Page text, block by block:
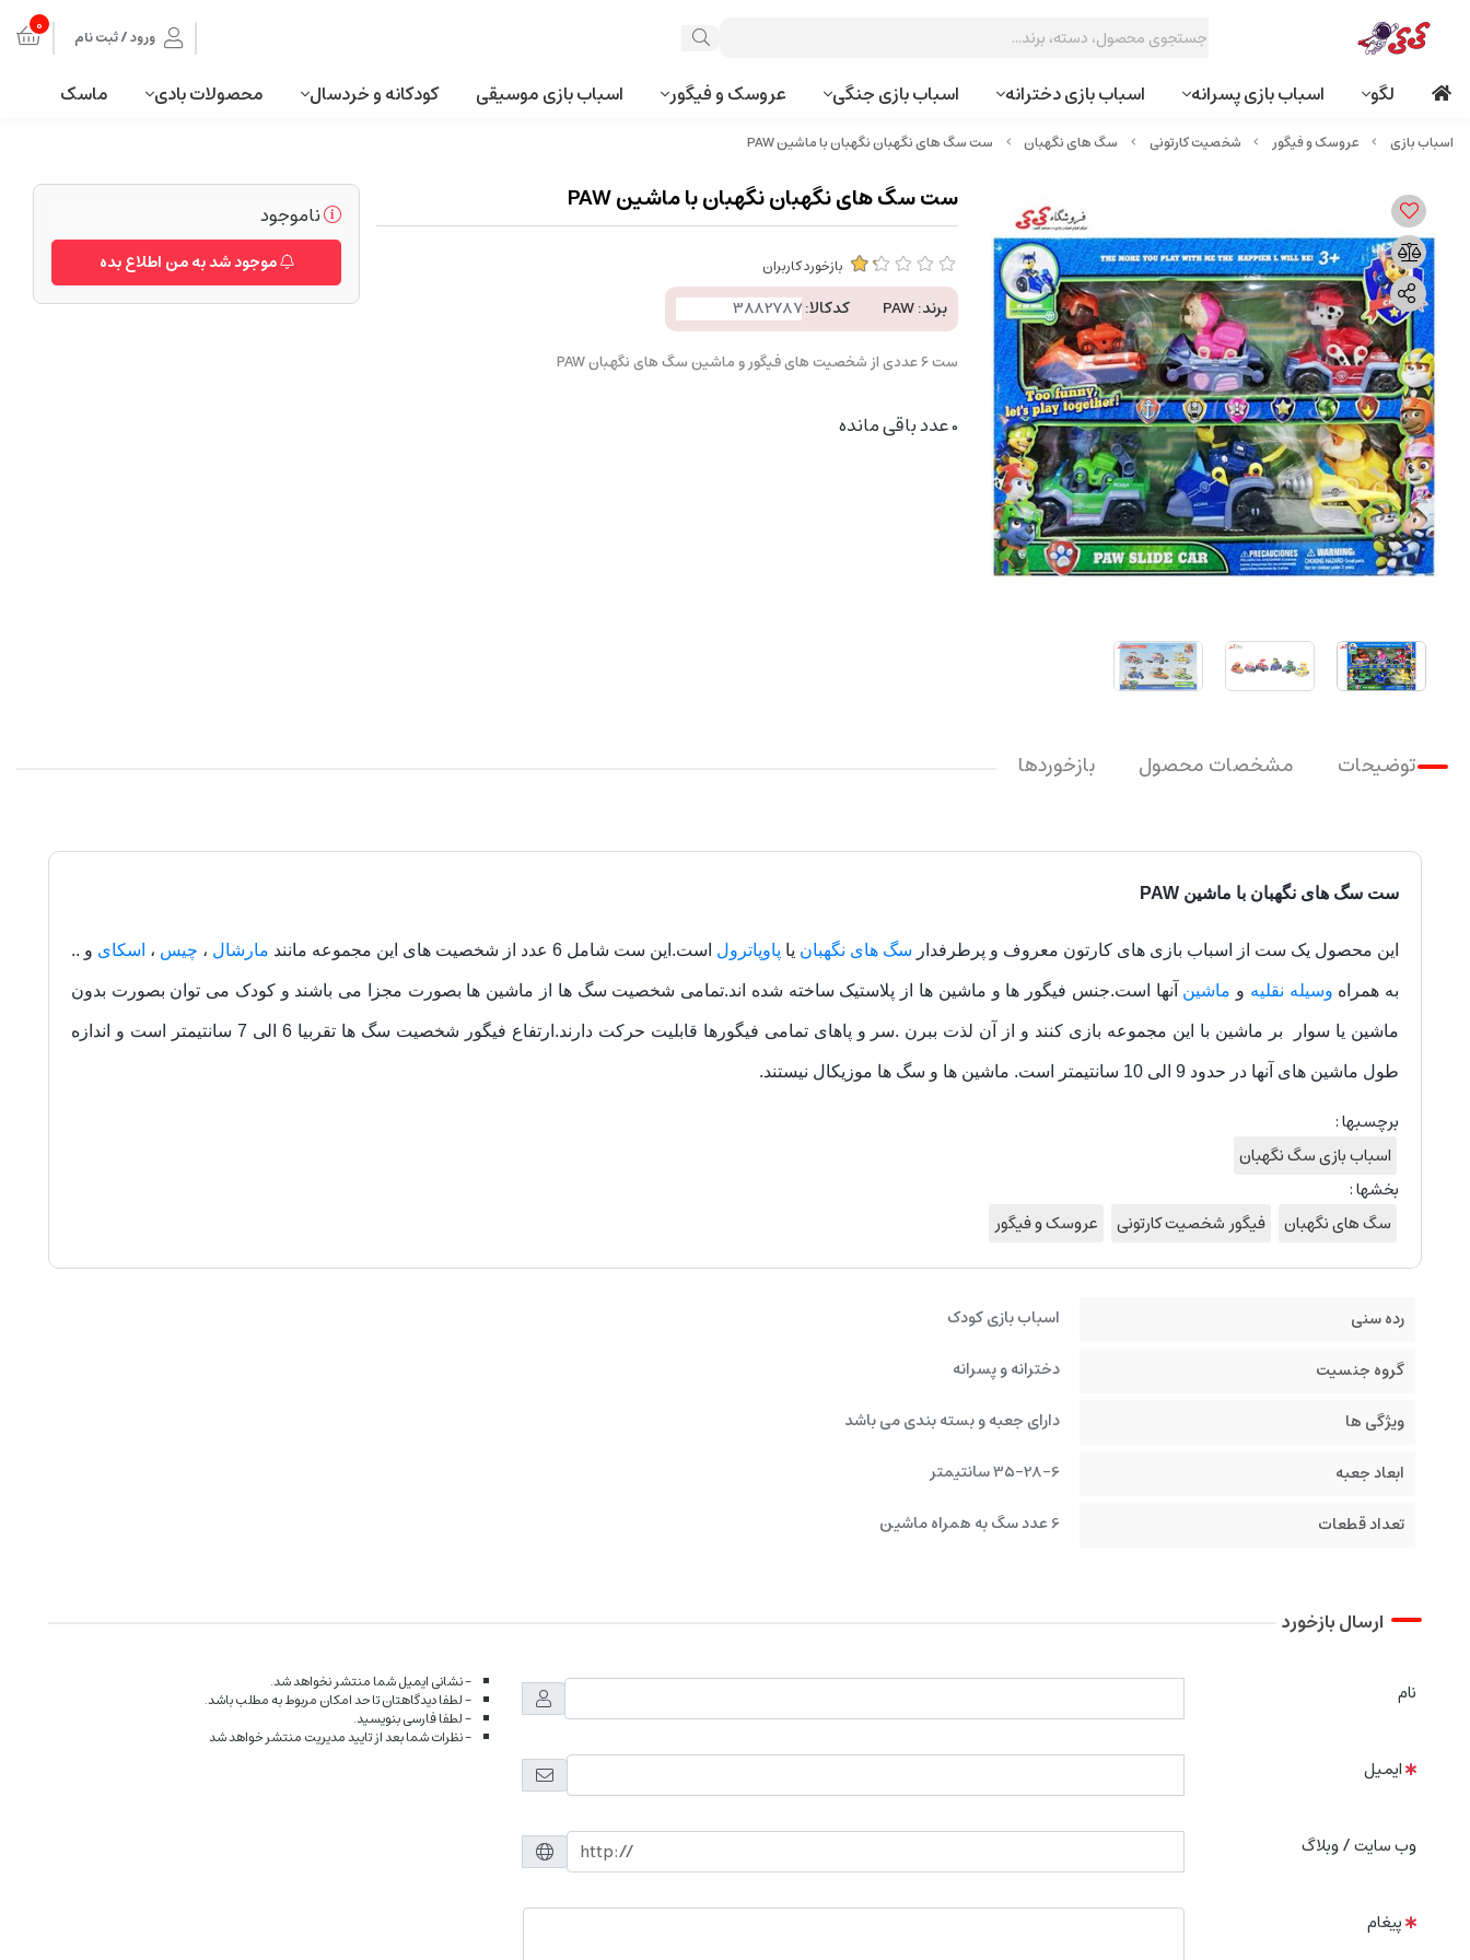
ورود / ثبت نام 0
لگو اسباب بازی پسرانه اسباب بازی دخترانه اسباب بازی جنگی عروسک و فیگور اسباب بازی موسیقی کودکانه و خردسال محصولات بادی ماسک
عروسک و فیگور شخصیت کارتونی سگ های نگهبان ست سگ های نگهبان نگهبان با ماشین PAW
ست سگ های نگهبان نگهبان با ماشین PAW
بازخورد کاربران
برند:PAW کدکالا:
ست 6 عددی از شخصیت های فیگور و ماشین سگ های نگهبان PAW
0عدد باقی مانده
ناموجود
موجود شد به من اطلاع بده
توضیحات مشخصات محصول بازخوردها
ست سگ های نگهبان با ماشین PAW
این محصول یک ست از اسباب بازی های کارتون معروف و پرطرفدار سگ های نگهبان یا پاوپاترول است.این ست شامل 6 عدد از شخصیت های این مجموعه مانند مارشال ، چیس ، اسکای و ..
به همراه وسیله نقلیه و ماشین آنها است.جنس فیگور ها و ماشین ها از پلاستیک ساخته شده اند.تمامی شخصیت سگ ها از ماشین ها بصورت مجزا می باشند و کودک می توان بصورت بدون
ماشین یا سوار بر ماشین با این مجموعه بازی کنند و از آن لذت ببرن .سر و پاهای تمامی فیگورها قابلیت حرکت دارند. ارتفاع فیگور شخصیت سگ ها تقربیا 6 الی 7 سانتیمتر است و اندازه
طول ماشین های آنها در حدود 9 الی 10 سانتیمتر است. ماشین ها و سگ ها موزیکال نیستند.
برچسبها :
اسباب بازی سگ نگهبان
بخشها :
سگ های نگهبان
فیگور شخصیت کارتونی عروسک و فیگور
رده سنی
اسباب بازی کودک
گروه جنسیت
دخترانه و پسرانه
ویژگی ها
دارای جعبه و بسته بندی می باشد
ابعاد جعبه
35-28-6 سانتیمتر
تعداد قطعات
6 عدد سگ به همراه ماشین
ارسال بازخورد
نام
ایمیل
وب سایت / وبلاگ
پیغام
- نشانی ایمیل شما منتشر نخواهد شد.
- لطفا دیدگاهتان تا حد امکان مربوط به مطلب باشد.
- لطفا فارسی بنویسید.
- نظرات شما بعد از تایید مدیریت منتشر خواهد شد